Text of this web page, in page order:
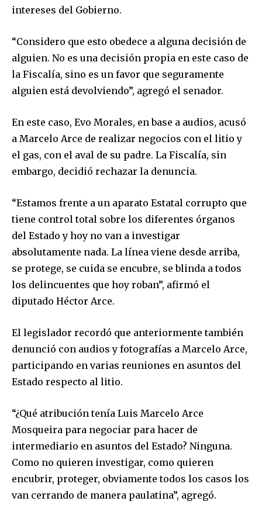
Join our community of
SUBSCRIBERS and be part of the
conversation.
To subscribe, simply enter your email address on our website
or click the subscribe button below. Don't worry, we respect
your privacy and won't spam your inbox. Your information is
safe with us.
intereses del Gobierno.
“Considero que esto obedece a alguna decisión de
alguien. No es una decisión propia en este caso de
la Fiscalía, sino es un favor que seguramente
alguien está devolviendo”, agregó el senador.
En este caso, Evo Morales, en base a audios, acusó
a Marcelo Arce de realizar negocios con el litio y
el gas, con el aval de su padre. La Fiscalía, sin
embargo, decidió rechazar la denuncia.
“Estamos frente a un aparato Estatal corrupto que
tiene control total sobre los diferentes órganos
del Estado y hoy no van a investigar
absolutamente nada. La línea viene desde arriba,
se protege, se cuida se encubre, se blinda a todos
los delincuentes que hoy roban”, afirmó el
diputado Héctor Arce.
El legislador recordó que anteriormente también
denunció con audios y fotografías a Marcelo Arce,
participando en varias reuniones en asuntos del
Estado respecto al litio.
“¿Qué atribución tenía Luis Marcelo Arce
Mosqueira para negociar para hacer de
intermediario en asuntos del Estado? Ninguna.
Como no quieren investigar, como quieren
encubrir, proteger, obviamente todos los casos los
van cerrando de manera paulatina”, agregó.